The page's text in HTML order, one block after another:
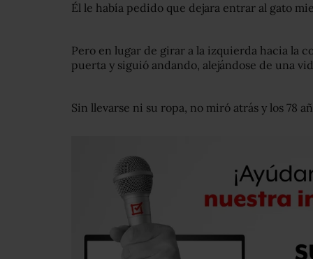
Él le había pedido que dejara entrar al gato
Pero en lugar de girar a la izquierda hacia la
puerta y siguió andando, alejándose de una
Sin llevarse ni su ropa, no miró atrás y los 78